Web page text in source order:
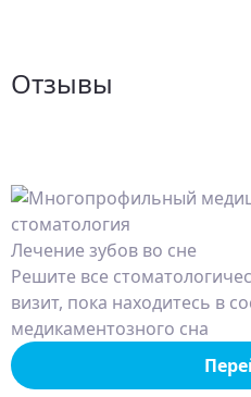
Отзывы
Лечение зубов во сне
Решите все
визит, пока находитесь в
медикаментозного сна